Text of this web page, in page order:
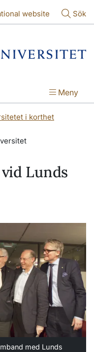
website Sök
Meny
i korthet
Lunds
med Lunds